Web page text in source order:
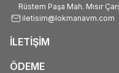
Rüstem Paşa Mah. Mısır
iletisim@lokmanavm.com
İLETİŞİM
ÖDEME